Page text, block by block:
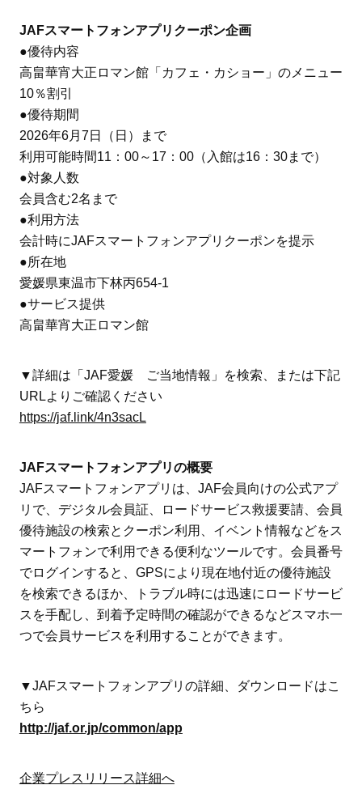
JAFスマートフォンアプリクーポン企画
●優待内容
高畠華宵大正ロマン館「カフェ・カショー」のメニュー
10％割引
●優待期間
2026年6月7日（日）まで
利用可能時間11：00～17：00（入館は16：30まで）
●対象人数
会員含む2名まで
●利用方法
会計時にJAFスマートフォンアプリクーポンを提示
●所在地
愛媛県東温市下林丙654-1
●サービス提供
高畠華宵大正ロマン館
▼詳細は「JAF愛媛 ご当地情報」を検索、または下記
URLよりご確認ください
https://jaf.link/4n3sacL
JAFスマートフォンアプリの概要
JAFスマートフォンアプリは、JAF会員向けの公式アプ
リで、デジタル会員証、ロードサービス救援要請、会員
優待施設の検索とクーポン利用、イベント情報などをス
マートフォンで利用できる便利なツールです。会員番号
でログインすると、GPSにより現在地付近の優待施設
を検索できるほか、トラブル時には迅速にロードサービ
スを手配し、到着予定時間の確認ができるなどスマホ一
つで会員サービスを利用することができます。
▼JAFスマートフォンアプリの詳細、ダウンロードはこ
ちら
http://jaf.or.jp/common/app
企業プレスリリース詳細へ